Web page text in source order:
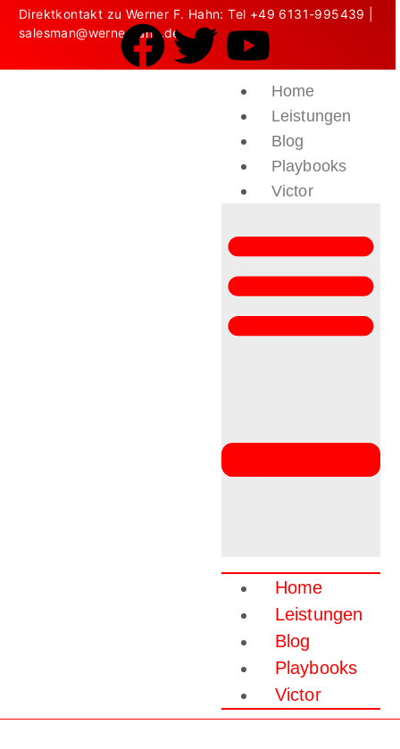
Direktkontakt zu Werner F. Hahn: Tel +49 6131-995439
salesman@wernerhahn.de
Home
Leistungen
Blog
Playbooks
Victor
Home
Leistungen
Blog
Playbooks
Victor